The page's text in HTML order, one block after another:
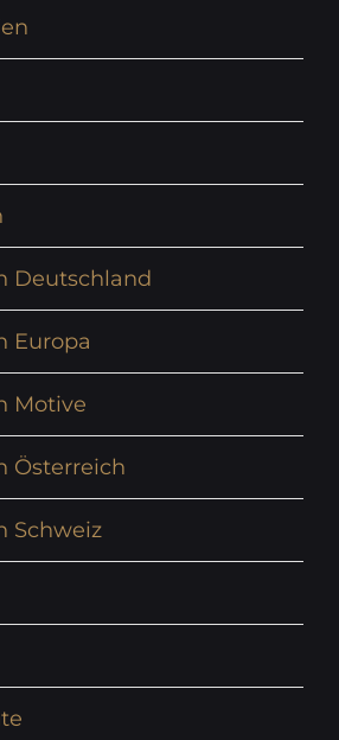
Deutschland
Europa
Motive
Österreich
Schweiz